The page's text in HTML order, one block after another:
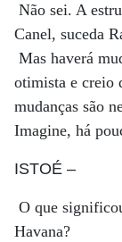
Não sei. A
Canel, suceda
Mas haverá
otimista e creio
mudanças são
Imagine, há
ISTOÉ –
O que
Havana?